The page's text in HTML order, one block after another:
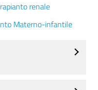
renale
Materno-infantile